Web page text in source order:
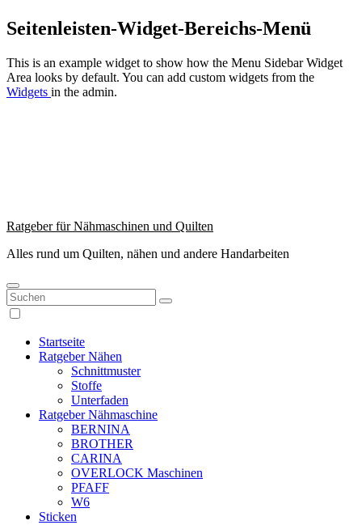
Zum
Inhalt
Seitenleisten-Widget-Bereichs-Menü
This is an example widget to show how the Menu Sidebar Widget
Area looks by default. You can add custom widgets from the
Widgets in the admin.
Ratgeber für Nähmaschinen und Quilten
Alles rund um Quilten, nähen und andere Handarbeiten
Startseite
Ratgeber Nähen
Schnittmuster
Stoffe
Unterfaden
Ratgeber Nähmaschine
BERNINA
BROTHER
CARINA
OVERLOCK Maschinen
PFAFF
W6
Sticken